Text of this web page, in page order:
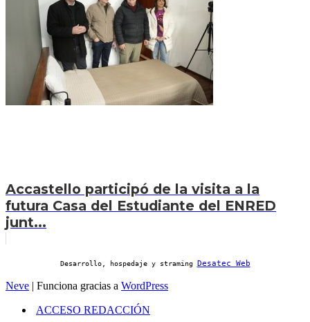
Accastello participó de la visita a la
futura Casa del Estudiante del ENRED
junt...
Desarrollo, hospedaje y straming Desatec Web
Neve | Funciona gracias a WordPress
ACCESO REDACCIÓN